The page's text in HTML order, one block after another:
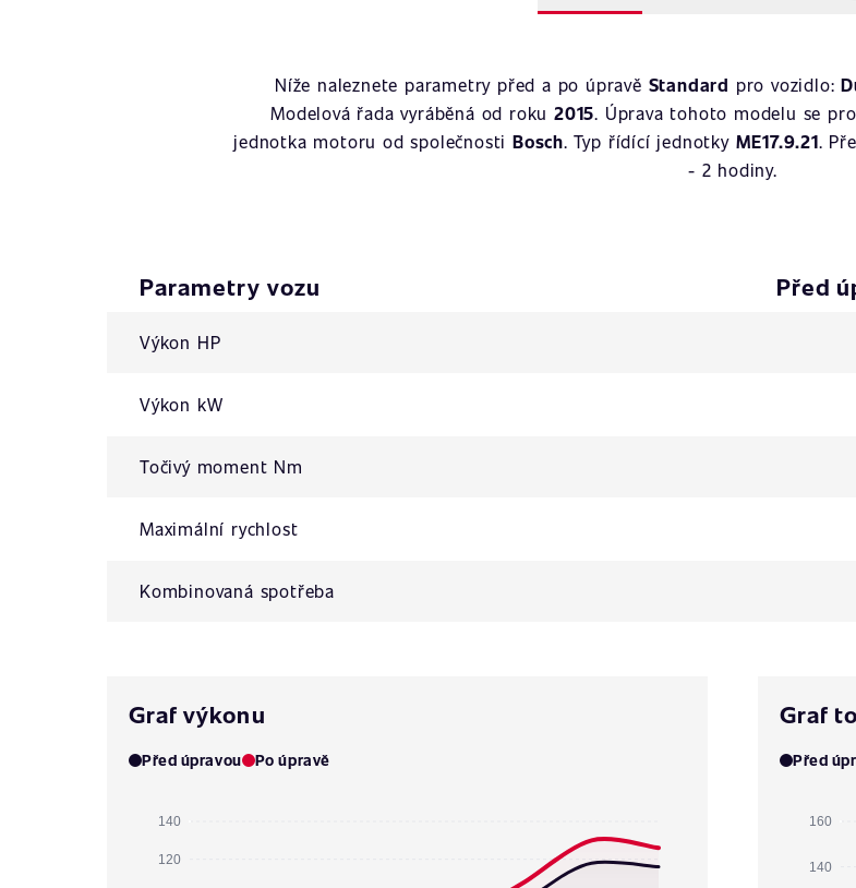
Níže naleznete parametry před a po úpravě Standard pro vozidlo:
Modelová řada vyráběná od roku2015. Úprava tohoto modelu se
jednotka motoru od společnostiBosch. Typ řídící jednotky ME17.9.21.
- 2 hodiny.
Parametry vozu Před
Výkon HP
Výkon kW
Točivý moment Nm
Maximální rychlost
Kombinovaná spotřeba
Graf výkonu
Před úpravou Po úpravě
140
120
Graf
Před
160
140